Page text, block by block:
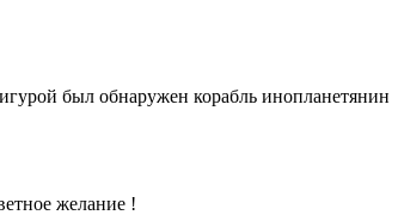
был обнаружен корабль инопланетянин
желание !